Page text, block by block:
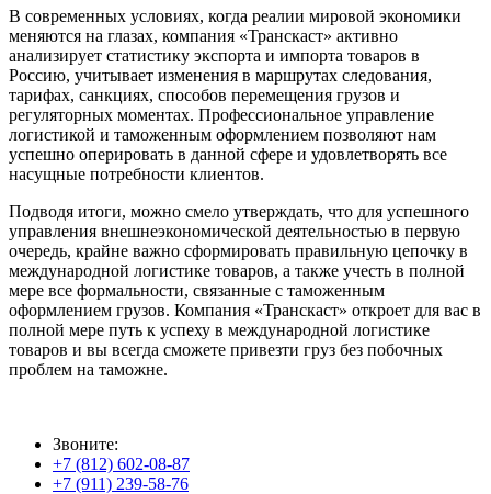
В современных условиях, когда реалии мировой экономики
меняются на глазах, компания «Транскаст» активно
анализирует статистику экспорта и импорта товаров в
Россию, учитывает изменения в маршрутах следования,
тарифах, санкциях, способов перемещения грузов и
регуляторных моментах. Профессиональное управление
логистикой и таможенным оформлением позволяют нам
успешно оперировать в данной сфере и удовлетворять все
насущные потребности клиентов.
Подводя итоги, можно смело утверждать, что для успешного
управления внешнеэкономической деятельностью в первую
очередь, крайне важно сформировать правильную цепочку в
международной логистике товаров, а также учесть в полной
мере все формальности, связанные с таможенным
оформлением грузов. Компания «Транскаст» откроет для вас в
полной мере путь к успеху в международной логистике
товаров и вы всегда сможете привезти груз без побочных
проблем на таможне.
Звоните:
+7 (812) 602-08-87
+7 (911) 239-58-76